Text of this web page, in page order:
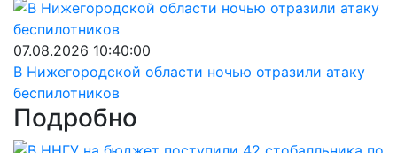
07.08.2026 10:40:00
В Нижегородской области ночью отразили атаку
беспилотников
Подробно